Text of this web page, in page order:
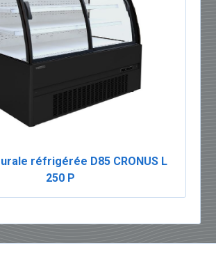
réfrigérée D85 CRONUS L
250 P